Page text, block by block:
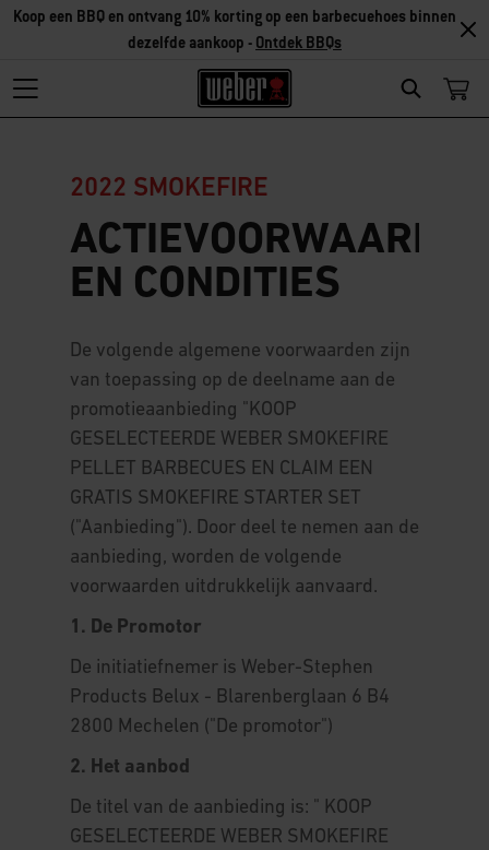
Search
Koop een BBQ en ontvang 10% korting op een barbecuehoes binnen
dezelfde aankoop - Ontdek BBQs
2022 SMOKEFIRE
EN CONDITIES
De volgende algemene voorwaarden zijn
van toepassing op de deelname aan de
promotieaanbieding "KOOP
GESELECTEERDE WEBER SMOKEFIRE
PELLET BARBECUES EN CLAIM EEN
GRATIS SMOKEFIRE STARTER SET
("Aanbieding"). Door deel te nemen aan de
aanbieding, worden de volgende
voorwaarden uitdrukkelijk aanvaard.
1. De Promotor
De initiatiefnemer is Weber-Stephen
Products Belux - Blarenberglaan 6 B4
2800 Mechelen ("De promotor")
2. Het aanbod
De titel van de aanbieding is: " KOOP
GESELECTEERDE WEBER SMOKEFIRE